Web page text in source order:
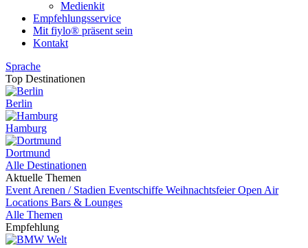
Medienkit
Empfehlungsservice
Mit fiylo® präsent sein
Kontakt
Sprache
Top Destinationen
Berlin
Hamburg
Dortmund
Alle Destinationen
Aktuelle Themen
Event Arenen / Stadien Eventschiffe WeihnachtsfeierOpen Air
Locations Bars & Lounges
Alle Themen
Empfehlung